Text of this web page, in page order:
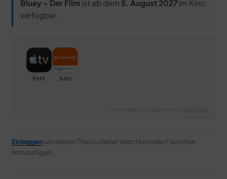
Bluey – Der Film ist ab dem 5. August 2027im Kino
verfügbar.
Einloggen um diesen Titel zu deiner Watchlist oder Favoriten
hinzuzufügen.